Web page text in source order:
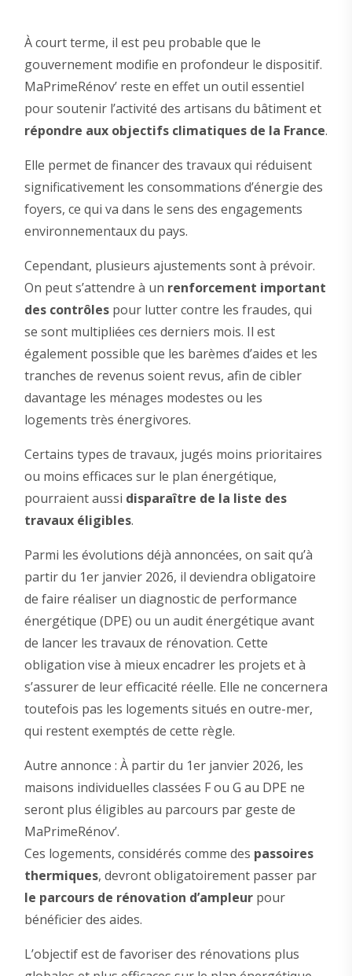
À court terme, il est peu probable que le
gouvernement modifie en profondeur le dispositif.
MaPrimeRénov’ reste en effet un outil essentiel
pour soutenir l’activité des artisans du bâtiment et
répondre aux objectifs climatiques de la France.
Elle permet de financer des travaux qui réduisent
significativement les consommations d’énergie des
foyers, ce qui va dans le sens des engagements
environnementaux du pays.
Cependant, plusieurs ajustements sont à prévoir.
On peut s’attendre à un renforcement important
des contrôlespour lutter contre les fraudes, qui
se sont multipliées ces derniers mois. Il est
également possible que les barèmes d’aides et les
tranches de revenus soient revus, afin de cibler
davantage les ménages modestes ou les
logements très énergivores.
Certains types de travaux, jugés moins prioritaires
ou moins efficaces sur le plan énergétique,
pourraient aussi disparaître de la liste des
travaux éligibles.
Parmi les évolutions déjà annoncées, on sait qu’à
partir du 1er janvier 2026, il deviendra obligatoire
de faire réaliser un diagnostic de performance
énergétique (DPE) ou un audit énergétique avant
de lancer les travaux de rénovation. Cette
obligation vise à mieux encadrer les projets et à
s’assurer de leur efficacité réelle. Elle ne concernera
toutefois pas les logements situés en outre-mer,
qui restent exemptés de cette règle.
Autre annonce : À partir du 1er janvier 2026, les
maisons individuelles classées F ou G au DPE ne
seront plus éligibles au parcours par geste de
MaPrimeRénov’.
Ces logements, considérés comme des passoires
thermiques, devront obligatoirement passer par
le parcours de rénovation d’ampleurpour
bénéficier des aides.
L’objectif est de favoriser des rénovations plus